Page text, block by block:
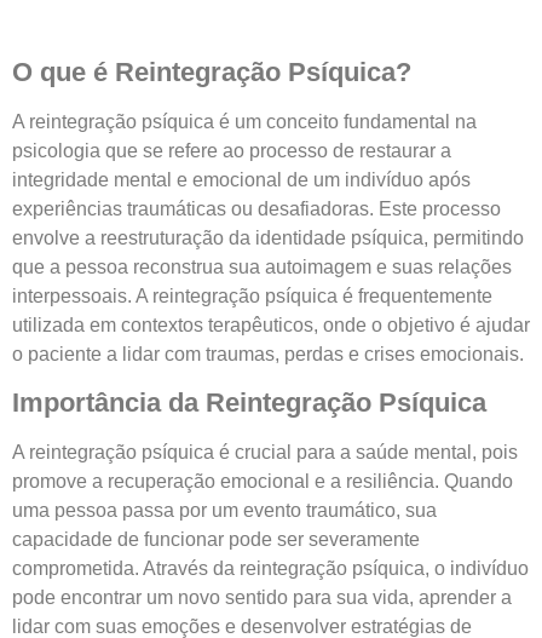
O que é Reintegração Psíquica?
A reintegração psíquica é um conceito fundamental na
psicologia que se refere ao processo de restaurar a
integridade mental e emocional de um indivíduo após
experiências traumáticas ou desafiadoras. Este processo
envolve a reestruturação da identidade psíquica, permitindo
que a pessoa reconstrua sua autoimagem e suas relações
interpessoais. A reintegração psíquica é frequentemente
utilizada em contextos terapêuticos, onde o objetivo é ajudar
o paciente a lidar com traumas, perdas e crises emocionais.
Importância da Reintegração Psíquica
A reintegração psíquica é crucial para a saúde mental, pois
promove a recuperação emocional e a resiliência. Quando
uma pessoa passa por um evento traumático, sua
capacidade de funcionar pode ser severamente
comprometida. Através da reintegração psíquica, o indivíduo
pode encontrar um novo sentido para sua vida, aprender a
lidar com suas emoções e desenvolver estratégias de